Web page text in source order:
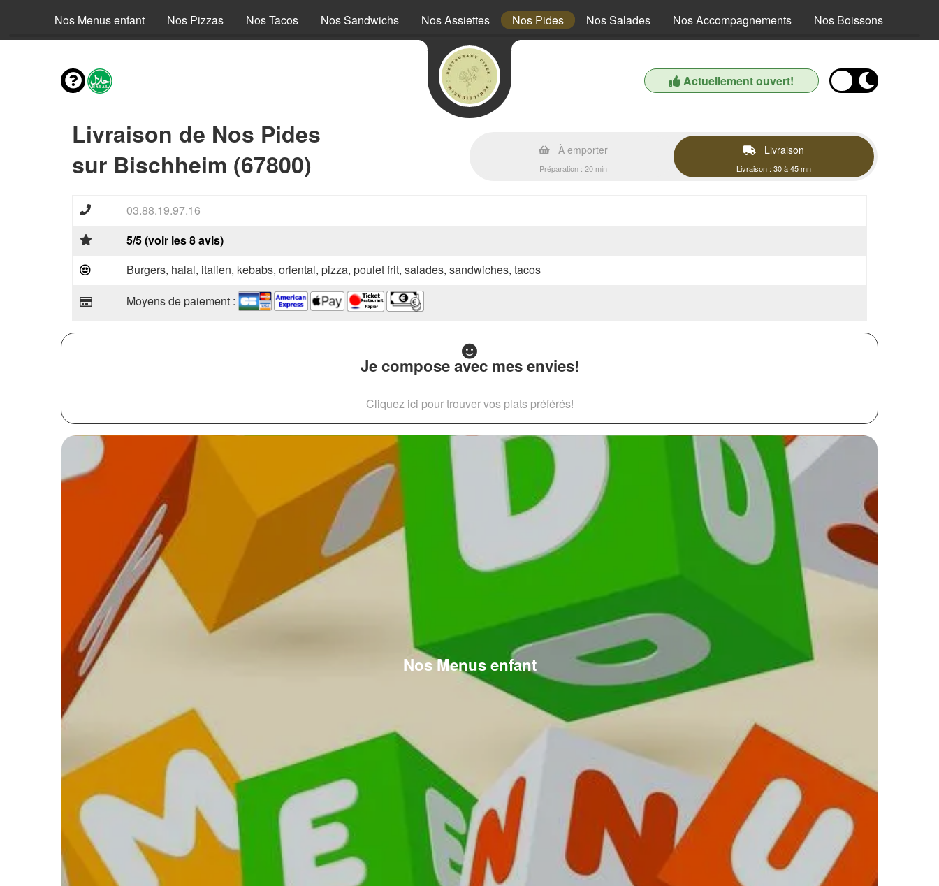
Nos Menus enfant Nos Pizzas Nos Tacos Nos Sandwichs Nos Assiettes Nos Pides Nos Salades Nos Accompagnements Nos Boissons
Actuellement ouvert!
Livraison de Nos Pides
sur Bischheim (67800)
À emporter
Préparation : 20 min
Livraison
Livraison : 30 à 45 mn
03.88.19.97.16
5/5 (voir les 8 avis)
Burgers, halal, italien, kebabs, oriental, pizza, poulet frit, salades, sandwiches, tacos
Moyens de paiement :
Je compose avec mes envies!
Cliquez ici pour trouver vos plats préférés!
Nos Menus enfant